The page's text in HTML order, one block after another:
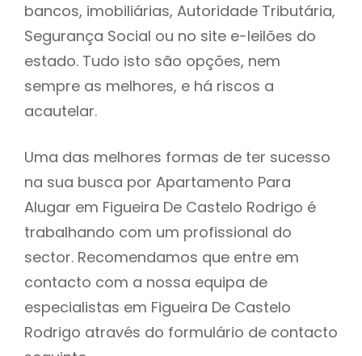
bancos, imobiliárias, Autoridade Tributária,
Segurança Social ou no site e-leilões do
estado. Tudo isto são opções, nem
sempre as melhores, e há riscos a
acautelar.
Uma das melhores formas de ter sucesso
na sua busca por Apartamento Para
Alugar em Figueira De Castelo Rodrigo é
trabalhando com um profissional do
sector. Recomendamos que entre em
contacto com a nossa equipa de
especialistas em Figueira De Castelo
Rodrigo através do formulário de contacto